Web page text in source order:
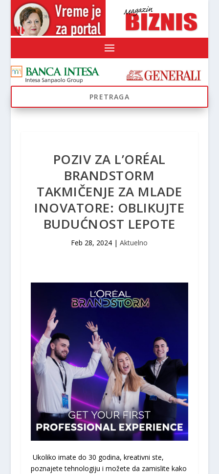
POZIV ZA L’ORÉAL
BRANDSTORM
TAKMIČENJE ZA MLADE
INOVATORE: OBLIKUJTE
BUDUĆNOST LEPOTE
Feb 28, 2024 |Aktuelno
Ukoliko imate do 30 godina, kreativni ste,
poznajete tehnologiju i možete da zamislite kako